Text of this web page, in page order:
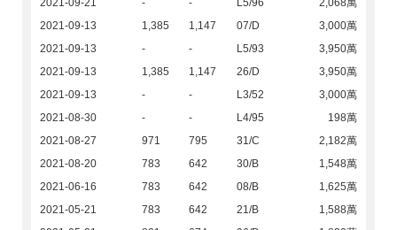
2021-09-21
- - L5/96
2,068萬
2021-09-13
1,385 1,147 07/D
3,000萬
2021-09-13
- - L5/93
3,950萬
2021-09-13
1,385 1,147 26/D
3,950萬
2021-09-13
- - L3/52
3,000萬
2021-08-30
- - L4/95
198萬
2021-08-27
971 795 31/C
2,182萬
2021-08-20
783 642 30/B
1,548萬
2021-06-16
783 642 08/B
1,625萬
2021-05-21
783 642 21/B
1,588萬